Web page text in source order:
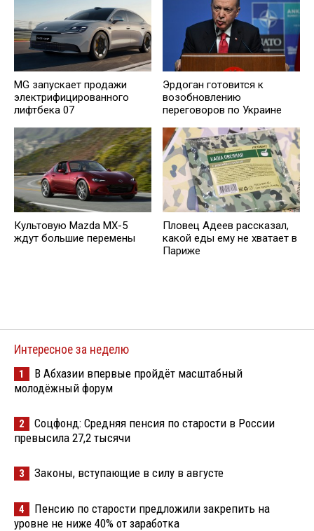
MG запускает продажи
электрифицированного
лифтбека 07
Эрдоган готовится к
возобновлению
переговоров по Украине
Культовую Mazda MX-5
ждут большие перемены
Пловец Адеев рассказал,
какой еды ему не хватает в
Париже
Интересное за неделю
1
В Абхазии впервые пройдёт масштабный
молодёжный форум
2
Соцфонд: Средняя пенсия по старости в России
превысила 27,2 тысячи
3 Законы, вступающие в силу в августе
4
Пенсию по старости предложили закрепить на
уровне не ниже 40% от заработка